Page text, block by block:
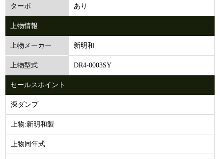
ターボ あり
上物情報
上物メーカー 新明和
上物型式 DR4-0003SY
セールスポイント
深ダンプ
上物ː新明和製
上物同年式